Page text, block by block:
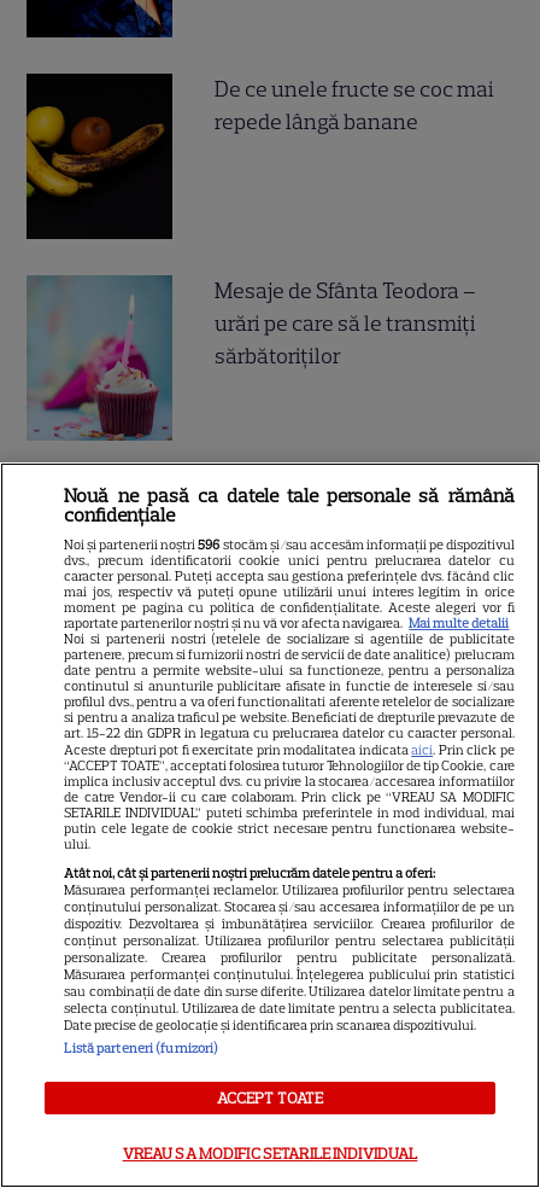
De ce unele fructe se coc mai
repede lângă banane
Mesaje de Sfânta Teodora –
urări pe care să le transmiți
sărbătoriților
ALTE ARTICOLE
INTERESANTE
HBO
HBO Max, premiere
spectaculoase în august 2026.
„Lanterns”, „După 28 de ani” și
„Sunt un mic ticălos 4” ajung
6
PRIME VIDEO
Premierele Prime Video din
august 2026: „Reacher”
sezonul 4, „Sterling Point” și
noi filme de neratat
DISNEY PLUS
Premiere Disney+ august
Nouă ne pasă ca datele tale personale să rămână
confidențiale
Noi și partenerii noștri596 stocăm și/sau accesăm informații pe dispozitivul
dvs., precum identificatorii cookie unici pentru prelucrarea datelor cu
caracter personal. Puteți accepta sau gestiona preferințele dvs. făcând clic
mai jos, respectiv vă puteți opune utilizării unui interes legitim în orice
moment pe pagina cu politica de confidențialitate. Aceste alegeri vor fi
raportate partenerilor noștri și nu vă vor afecta navigarea. Mai multe detalii
Noi si partenerii nostri (retelele de socializare si agentiile de publicitate
partenere, precum si furnizorii nostri de servicii de date analitice) prelucram
date pentru a permite website-ului sa functioneze, pentru a personaliza
continutul si anunturile publicitare afisate in functie de interesele si/sau
profilul dvs., pentru a va oferi functionalitati aferente retelelor de socializare
si pentru a analiza traficul pe website. Beneficiati de drepturile prevazute de
art. 15-22 din GDPR in legatura cu prelucrarea datelor cu caracter personal.
Aceste drepturi pot fi exercitate prin modalitatea indicataaici. Prin click pe
“ACCEPT TOATE”, acceptati folosirea tuturor Tehnologiilor de tip Cookie, care
implica inclusiv acceptul dvs. cu privire la stocarea/accesarea informatiilor
de catre Vendor-ii cu care colaboram. Prin click pe “VREAU SA MODIFIC
SETARILE INDIVIDUAL” puteti schimba preferintele in mod individual, mai
putin cele legate de cookie strict necesare pentru functionarea website-
ului.
Atât noi, cât și partenerii noștri prelucrăm datele pentru a oferi:
Măsurarea performanței reclamelor. Utilizarea profilurilor pentru selectarea
conținutului personalizat. Stocarea și/sau accesarea informațiilor de pe un
dispozitiv. Dezvoltarea și îmbunătățirea serviciilor. Crearea profilurilor de
conținut personalizat. Utilizarea profilurilor pentru selectarea publicității
personalizate. Crearea profilurilor pentru publicitate personalizată.
Măsurarea performanței conținutului. Înțelegerea publicului prin statistici
sau combinații de date din surse diferite. Utilizarea datelor limitate pentru a
selecta conținutul. Utilizarea de date limitate pentru a selecta publicitatea.
Date precise de geolocație și identificarea prin scanarea dispozitivului.
Listă parteneri (furnizori)
ACCEPT TOATE
VREAU SA MODIFIC SETARILE INDIVIDUAL